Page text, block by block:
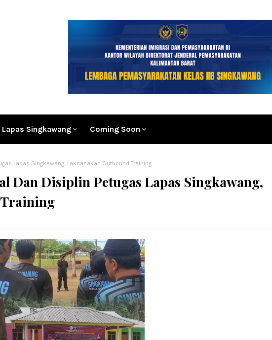
Singkawang Coming Soon
Lapas Singkawang, Laksanakan Outbound Training
Dan Disiplin Petugas Lapas Singkawang,